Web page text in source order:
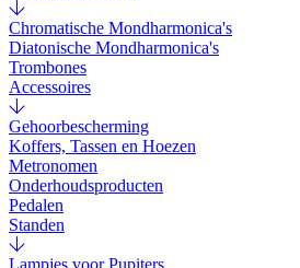
Chromatische Mondharmonica's
Diatonische Mondharmonica's
Trombones
Accessoires
Gehoorbescherming
Koffers, Tassen en Hoezen
Metronomen
Onderhoudsproducten
Pedalen
Standen